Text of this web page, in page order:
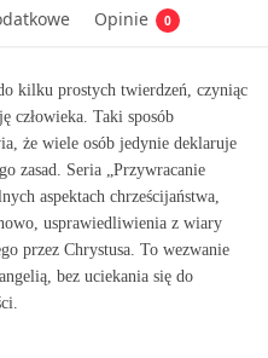
Opinie 0
kilku prostych twierdzeń, czyniąc
człowieka. Taki sposób
że wiele osób jedynie deklaruje
zasad. Seria „Przywracanie
aspektach chrześcijaństwa,
usprawiedliwienia z wiary
przez Chrystusa. To wezwanie
bez uciekania się do